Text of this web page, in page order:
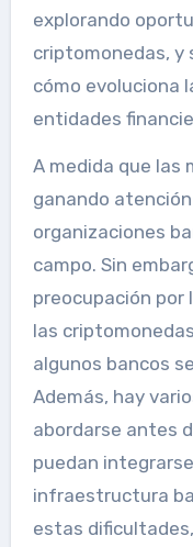
explorando
criptomonedas, y
cómo evoluciona
entidades
A medida que las
ganando
organizaciones
campo. Sin
preocupación por
las
algunos bancos
Además, hay
abordarse antes
puedan
infraestructura
estas